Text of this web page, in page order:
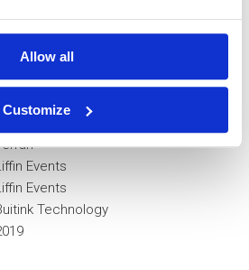
Allow all
Customize
La structure peut avoir différentes
bureau, tente luxueuse, etc.
Events
Events
Technology